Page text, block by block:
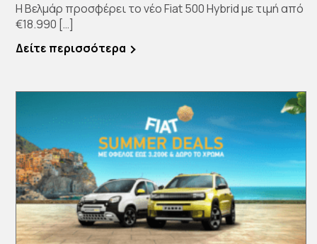
Η Βελμάρ προσφέρει το νέο Fiat 500 Hybrid με τιμή από
€18.990 […]
Δείτε περισσότερα